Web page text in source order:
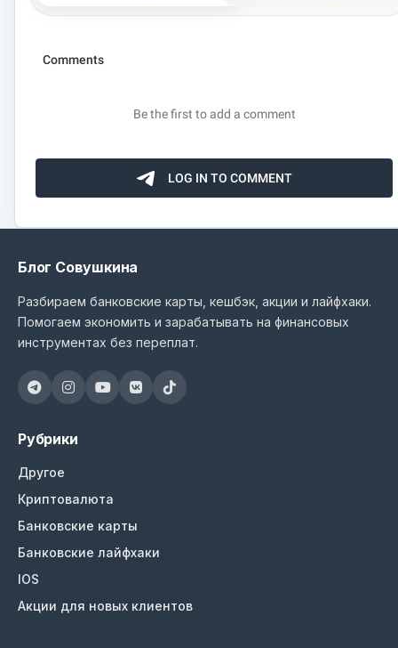
Блог Совушкина
Разбираем банковские карты, кешбэк, акции и лайфхаки.
Помогаем экономить и зарабатывать на финансовых
инструментах без переплат.
Рубрики
Другое
Криптовалюта
Банковские карты
Банковские лайфхаки
IOS
Акции для новых клиентов